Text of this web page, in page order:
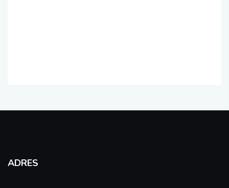
ADRES